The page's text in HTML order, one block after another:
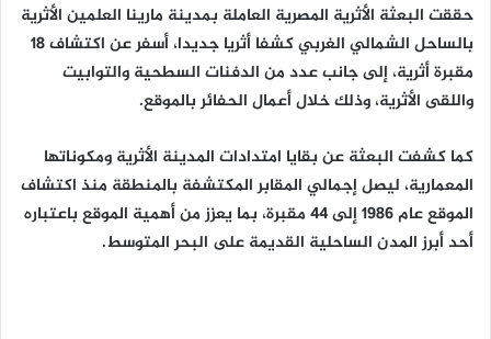
حققت البعثة الأثرية المصرية العاملة بمدينة مارينا العلمين الأثرية
بالساحل الشمالي الغربي كشفا أثريا جديدا، أسفر عن اكتشاف 18
مقبرة أثرية، إلى جانب عدد من الدفنات السطحية والتوابيت
واللقى الأثرية، وذلك خلال أعمال الحفائر بالموقع.
كما كشفت البعثة عن بقايا امتدادات المدينة الأثرية ومكوناتها
المعمارية، ليصل إجمالي المقابر المكتشفة بالمنطقة منذ اكتشاف
الموقع عام 1986 إلى 44 مقبرة، بما يعزز من أهمية الموقع باعتباره
أحد أبرز المدن الساحلية القديمة على البحر المتوسط.